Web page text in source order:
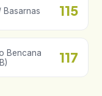
Basarnas 115
Bencana
117